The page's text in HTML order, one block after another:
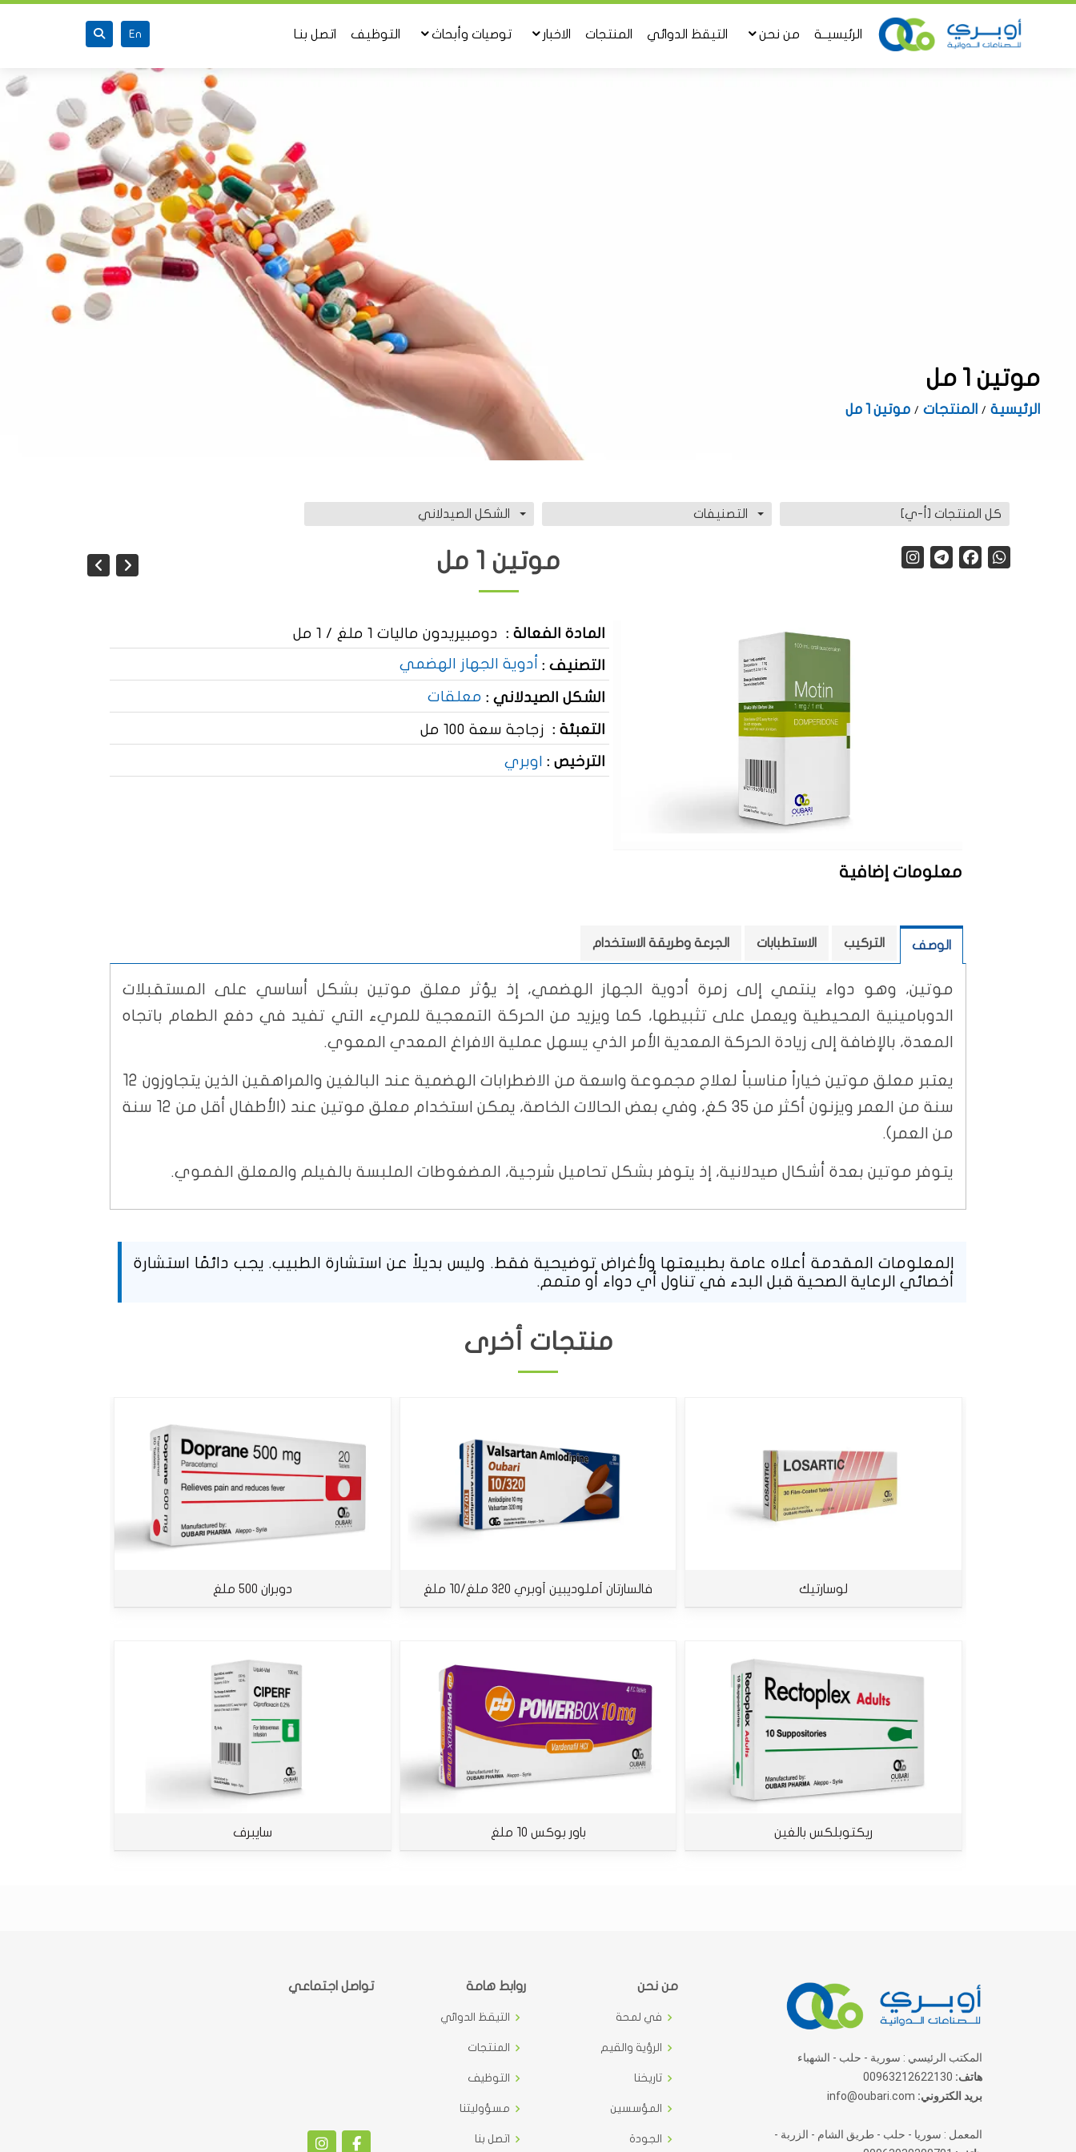
الرئيسيــة من نحن التيقظ الدوائي المنتجات الاخبار توصيات وأبحاث التوظيف اتصل بنـا En
موتين 1 مل
الرئيسية المنتجات موتين 1 مل
كل المنتجات [أ-ي] التصنيفات الشكل الصيدلاني
موتين 1 مل
المادة الفعالة : دومبيريدون ماليات 1 ملغ / 1 مل
التصنيف : أدوية الجهاز الهضمي
الشكل الصيدلاني : معلقات
التعبئة : زجاجة سعة 100 مل
الترخيص :
اوبري
معلومات إضافية
الوصف التركيب الاستطبابات الجرعة وطريقة الاستخدام
موتين، وهو دواء ينتمي إلى زمرة أدوية الجهاز الهضمي، إذ يؤثر معلق موتين بشكل أساسي على المستقبلات
الدوبامينية المحيطية ويعمل على تثبيطها، كما ويزيد من الحركة التمعجية للمريء التي تفيد في دفع الطعام باتجاه
المعدة، بالإضافة إلى زيادة الحركة المعدية الأمر الذي يسهل عملية الافراغ المعدي المعوي.
يعتبر معلق موتين خياراً مناسباً لعلاج مجموعة واسعة من الاضطرابات الهضمية عند البالغين والمراهقين الذين يتجاوزون 12
سنة من العمر ويزنون أكثر من 35 كغ، وفي بعض الحالات الخاصة، يمكن استخدام معلق موتين عند (الأطفال أقل من 12 سنة
من العمر).
يتوفر موتين بعدة أشكال صيدلانية، إذ يتوفر بشكل تحاميل شرجية، المضغوطات الملبسة بالفيلم والمعلق الفموي.
المعلومات المقدمة أعلاه عامة بطبيعتها ولأغراض توضيحية فقط. وليس بديلاً عن استشارة الطبيب. يجب دائمًا استشارة
أخصائي الرعاية الصحية قبل البدء في تناول أي دواء أو متمم.
منتجات أخرى
لوسارتيك فالسارتان أملوديبين أوبري 320 ملغ/10 ملغ دوبران 500 ملغ
ريكتوبلكس بالغين باور بوكس 10 ملغ سايبرف
المكتب الرئيسي : سورية - حلب - الشهباء
هاتف:
بريد الكتروني:
المعمل : سوريا - حلب - طريق الشام - الزربة -
من نحن
في لمحة
الرؤية والقيم
تاريخنا
المؤسسين
الجودة
روابط هامة
التيقظ الدوائي
المنتجات
التوظيف
مسؤوليتنا
اتصل بنا
تواصل اجتماعي